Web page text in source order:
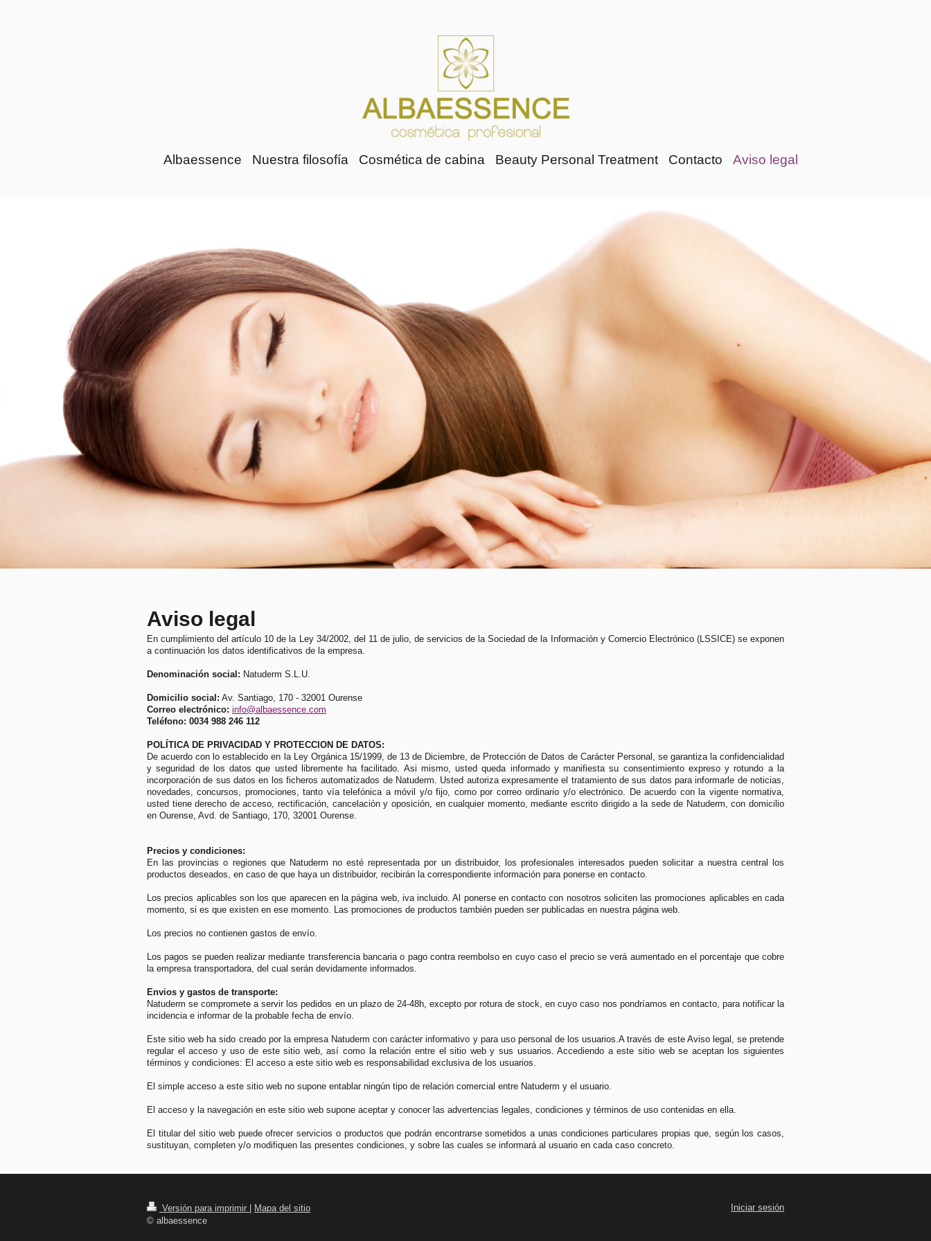
Albaessence Nuestra filosofía Cosmética de cabina Beauty Personal Treatment Contacto Aviso legal
Aviso legal
En cumplimiento del artículo 10 de la Ley 34/2002, del 11 de julio, de servicios de la Sociedad de la Información y Comercio Electrónico (LSSICE) se exponen
a continuación los datos identificativos de la empresa.
Denominación social: Natuderm S.L.U.
Domicilio social: Av. Santiago, 170 - 32001 Ourense
Correo electrónico: info@albaessence.com
Teléfono: 0034 988 246 112
POLÍTICA DE PRIVACIDAD Y PROTECCION DE DATOS:
De acuerdo con lo establecido en la Ley Orgánica 15/1999, de 13 de Diciembre, de Protección de Datos de Carácter Personal, se garantiza la confidencialidad
y seguridad de los datos que usted libremente ha facilitado. Asi mismo, usted queda informado y manifiesta su consentimiento expreso y rotundo a la
incorporación de sus datos en los ficheros automatizados de Natuderm. Usted autoriza expresamente el tratamiento de sus datos para informarle de noticias,
novedades, concursos, promociones, tanto vía telefónica a móvil y/o fijo, como por correo ordinario y/o electrónico. De acuerdo con la vigente normativa,
usted tiene derecho de acceso, rectificación, cancelación y oposición, en cualquier momento, mediante escrito dirigido a la sede de Natuderm, con domicilio
en Ourense, Avd. de Santiago, 170, 32001 Ourense.
Precios y condiciones:
En las provincias o regiones que Natuderm no esté representada por un distribuidor, los profesionales interesados pueden solicitar a nuestra central los
productos deseados, en caso de que haya un distribuidor, recibirán la correspondiente información para ponerse en contacto.
Los precios aplicables son los que aparecen en la página web, iva incluido. Al ponerse en contacto con nosotros soliciten las promociones aplicables en cada
momento, si es que existen en ese momento. Las promociones de productos también pueden ser publicadas en nuestra página web.
Los precios no contienen gastos de envío.
Los pagos se pueden realizar mediante transferencia bancaria o pago contra reembolso en cuyo caso el precio se verá aumentado en el porcentaje que cobre
la empresa transportadora, del cual serán devidamente informados.
Envios y gastos de transporte:
Natuderm se compromete a servir los pedidos en un plazo de 24-48h, excepto por rotura de stock, en cuyo caso nos pondríamos en contacto, para notificar la
incidencia e informar de la probable fecha de envío.
Este sitio web ha sido creado por la empresa Natuderm con carácter informativo y para uso personal de los usuarios.A través de este Aviso legal, se pretende
regular el acceso y uso de este sitio web, así como la relación entre el sitio web y sus usuarios. Accediendo a este sitio web se aceptan los siguientes
términos y condiciones: El acceso a este sitio web es responsabilidad exclusiva de los usuarios.
El simple acceso a este sitio web no supone entablar ningún tipo de relación comercial entre Natuderm y el usuario.
El acceso y la navegación en este sitio web supone aceptar y conocer las advertencias legales, condiciones y términos de uso contenidas en ella.
El titular del sitio web puede ofrecer servicios o productos que podrán encontrarse sometidos a unas condiciones particulares propias que, según los casos,
sustituyan, completen y/o modifiquen las presentes condiciones, y sobre las cuales se informará al usuario en cada caso concreto.
Versión para imprimir
Mapa del sitio
© albaessence
Iniciar sesión